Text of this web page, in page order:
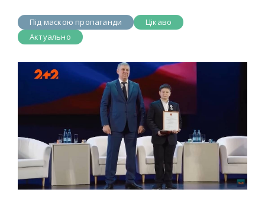
Під маскою пропаганди
Цікаво
Актуально